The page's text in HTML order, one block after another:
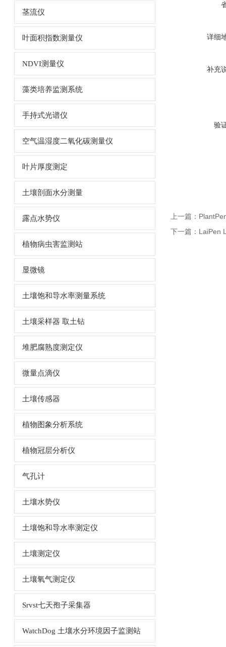
茎流仪
叶面积指数测量仪
NDVI测量仪
藻类培养监测系统
手持式光谱仪
空气温湿度二氧化碳测量仪
叶片厚度测定
土壤剖面水分测量
露点水势仪
植物病虫害监测站
显微镜
土壤饱和导水率测量系统
土壤采样器 取土钻
堆肥腐熟度测定仪
微量点滴仪
土壤传感器
植物图象分析系统
植物冠层分析仪
气孔计
土壤水势仪
土壤饱和导水率测定仪
土壤测定仪
土壤氧气测定仪
Srvst七天孢子采集器
WatchDog 土壤水分环境因子监测站
详细
补充
验
上一篇：
下一篇： LaiPen